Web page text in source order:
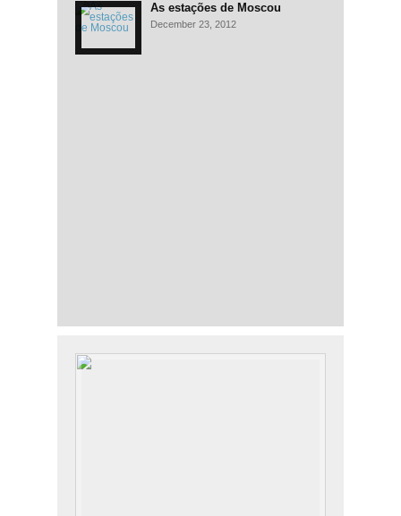
As estações de Moscou
December 23, 2012